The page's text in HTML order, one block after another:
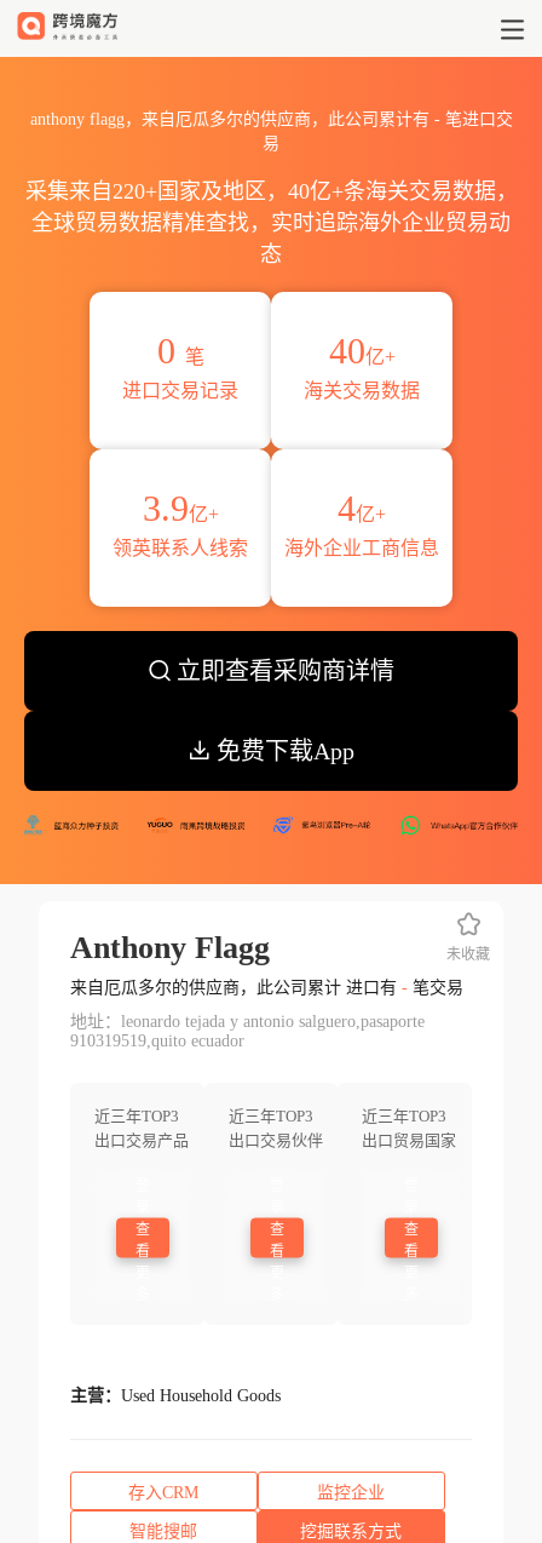
anthony flagg，来自厄瓜多尔的供应商，此公司累计有 -笔进口交
易
采集来自220+国家及地区，40亿+条海关交易数据，
全球贸易数据精准查找，实时追踪海外企业贸易动
态
0 笔
进口交易记录
40亿+
海关交易数据
3.9亿+
领英联系人线索
4亿+
海外企业工商信息
立即查看采购商详情
免费下载App
Anthony Flagg
来自厄瓜多尔的供应商，此公司累计 进口有 -笔交易
地址：leonardo tejada y antonio salguero,pasaporte
910319519,quito ecuador
近三年TOP3
出口交易产品
查
看
近三年TOP3
出口交易伙伴
查
看
近三年TOP3
出口贸易国家
查
看
未收藏
主营： Used Household Goods
存入CRM 监控企业
智能搜邮 挖掘联系方式